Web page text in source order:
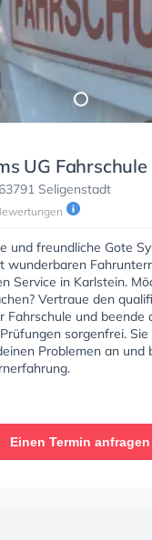
UG Fahrschule
Seligenstadt
und freundliche Gote
wunderbaren
Service in Karlstein.
Vertraue den
Fahrschule und beende
sorgenfrei.
Problemen an und
Einen Termin anfragen